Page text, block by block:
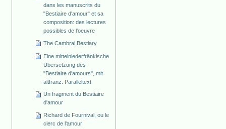
dans les manuscrits du
"Bestiaire d'amour" et sa
composition: des lectures
possibles de l'oeuvre
The Cambrai Bestiary
Eine mittelniederfränkische
Übersetzung des
"Bestiaire d'amours", mit
altfranz. Paralleltext
Un fragment du Bestiaire
d'amour
Richard de Fournival, ou le
clerc de l'amour